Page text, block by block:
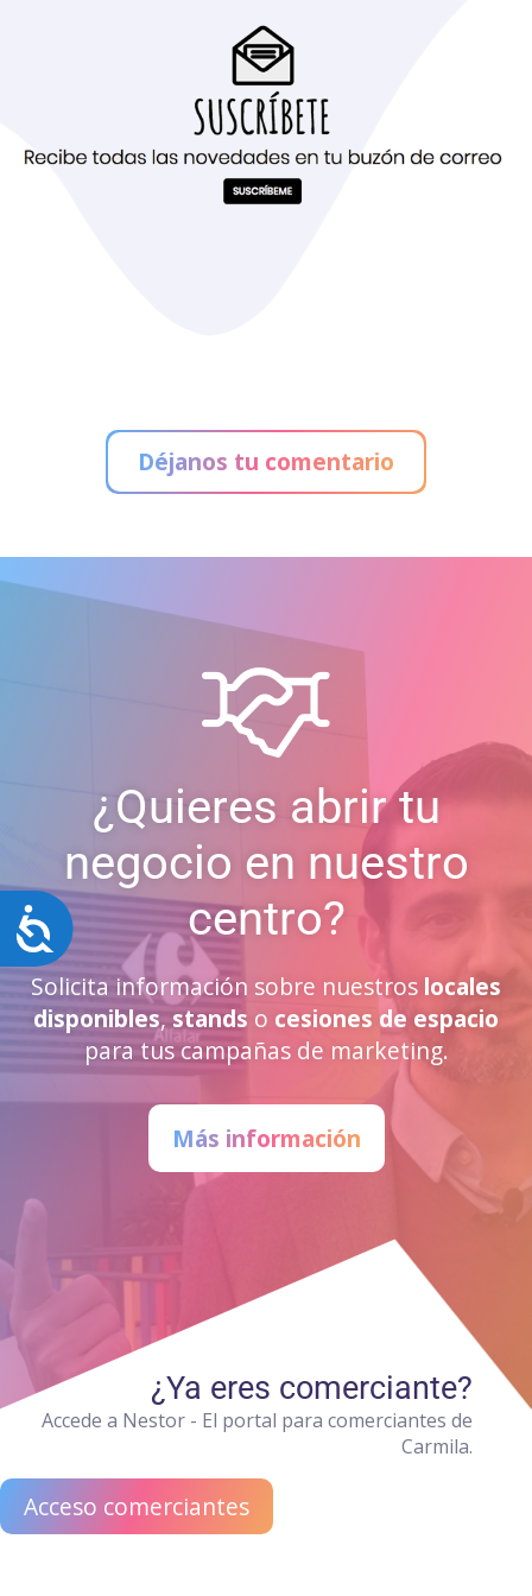
Accesibilidad
Déjanos tu comentario
¿Quieres abrir tu
negocio en nuestro
centro?
Solicita información sobre nuestros locales
disponibles, stands o cesiones de espacio
para tus campañas de marketing.
Más información
¿Ya eres comerciante?
Accede a Nestor - El portal para comerciantes de
Carmila.
Acceso comerciantes